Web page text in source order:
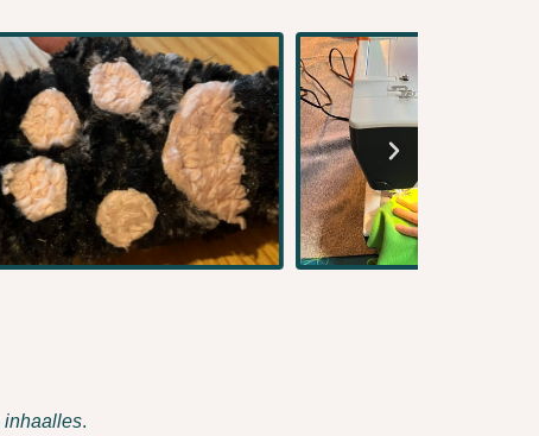
inhaalles.